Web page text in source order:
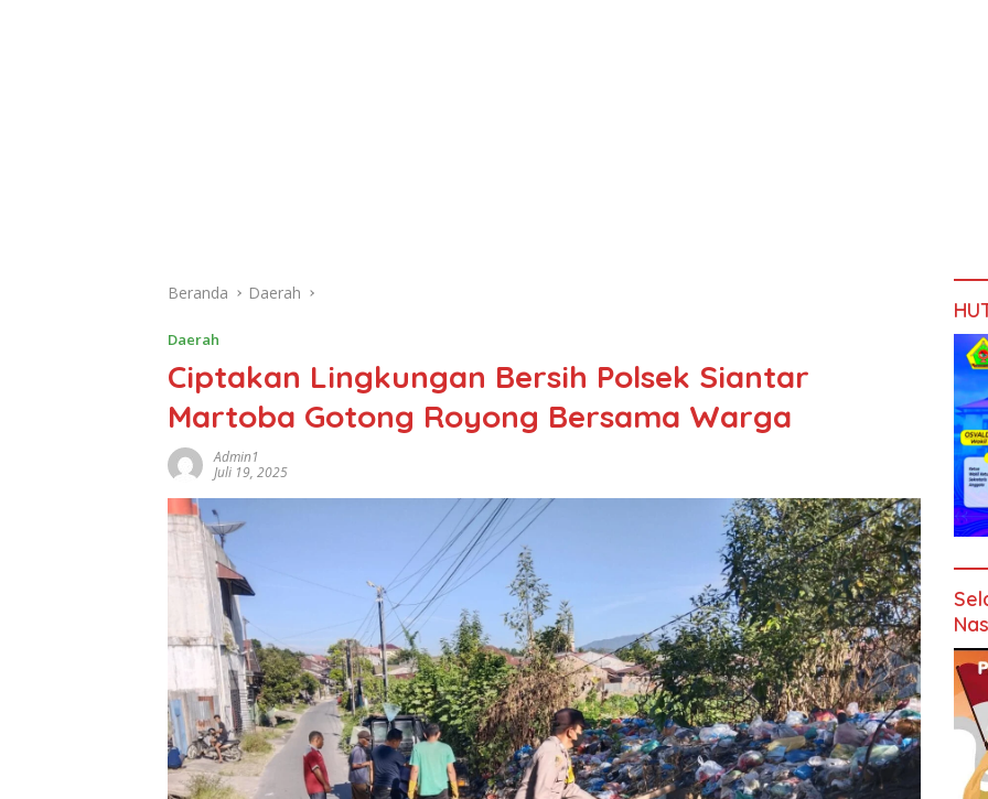
Beranda Daerah
Daerah
Ciptakan Lingkungan Bersih Polsek Siantar
Martoba Gotong Royong Bersama Warga
Admin1
Juli 19, 2025